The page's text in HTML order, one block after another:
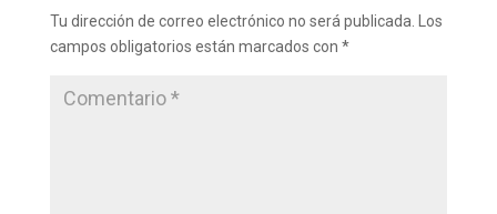
Tu dirección de correo electrónico no será publicada.
Los
campos obligatorios están marcados con *